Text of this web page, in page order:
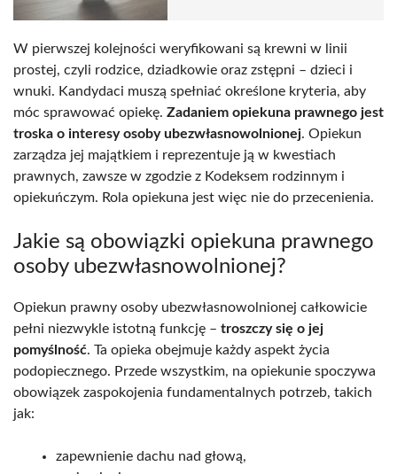
W pierwszej kolejności weryfikowani są krewni w linii
prostej, czyli rodzice, dziadkowie oraz zstępni – dzieci i
wnuki. Kandydaci muszą spełniać określone kryteria, aby
móc sprawować opiekę. Zadaniem opiekuna prawnego jest
troska o interesy osoby ubezwłasnowolnionej. Opiekun
zarządza jej majątkiem i reprezentuje ją w kwestiach
prawnych, zawsze w zgodzie z Kodeksem rodzinnym i
opiekuńczym. Rola opiekuna jest więc nie do przecenienia.
Jakie są obowiązki opiekuna prawnego
osoby ubezwłasnowolnionej?
Opiekun prawny osoby ubezwłasnowolnionej całkowicie
pełni niezwykle istotną funkcję – troszczy się o jej
pomyślność. Ta opieka obejmuje każdy aspekt życia
podopiecznego. Przede wszystkim, na opiekunie spoczywa
obowiązek zaspokojenia fundamentalnych potrzeb, takich
jak:
zapewnienie dachu nad głową,